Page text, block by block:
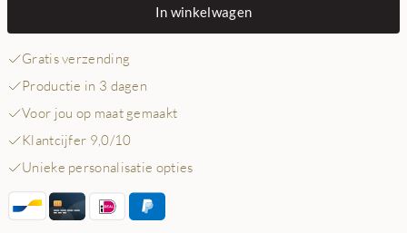
In winkelwagen
Gratis verzending
Productie in 3 dagen
Voor jou op maat gemaakt
Klantcijfer 9,0/10
Unieke personalisatie opties